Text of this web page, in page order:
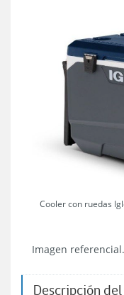
Cooler con ruedas
Imagen referencial.
Descripción